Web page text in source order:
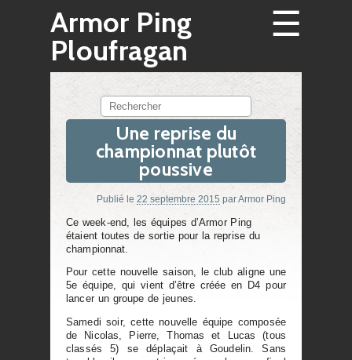
Armor Ping
Ploufragan
☰
Rechercher
Une reprise du
championnat plutôt
poussive
Publié le 22 septembre 2015 parArmor Ping
Ce week-end, les équipes d’Armor Ping
étaient toutes de sortie pour la reprise du
championnat.
Pour cette nouvelle saison, le club aligne une
5e équipe, qui vient d’être créée en D4 pour
lancer un groupe de jeunes.
Samedi soir, cette nouvelle équipe composée
de Nicolas, Pierre, Thomas et Lucas (tous
classés 5) se déplaçait à Goudelin. Sans